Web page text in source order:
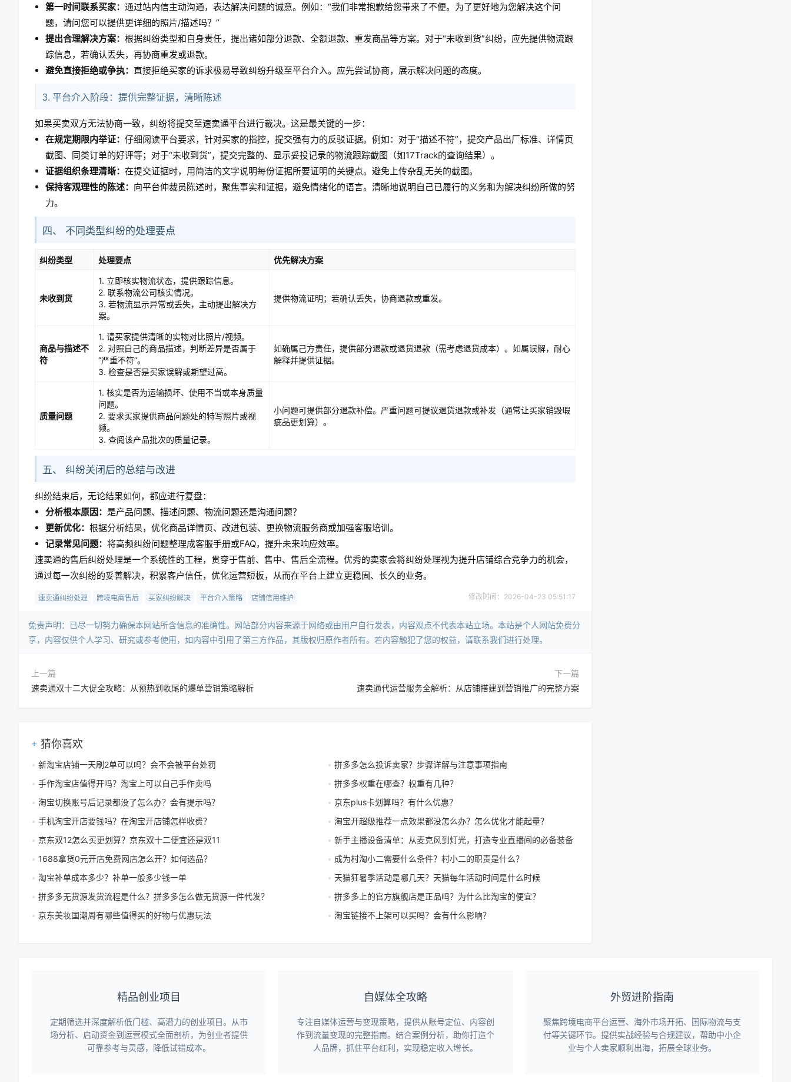
第一时间联系买家： 通过站内信主动沟通，表达解决问题的诚意。例如：“我们非常抱歉给您带来了不便。为了更好地为您解决这个问
题，请问您可以提供更详细的照片/描述吗？”
提出合理解决方案： 根据纠纷类型和自身责任，提出诸如部分退款、全额退款、重发商品等方案。对于“未收到货”纠纷，应先提供物流跟
踪信息，若确认丢失，再协商重发或退款。
避免直接拒绝或争执： 直接拒绝买家的诉求极易导致纠纷升级至平台介入。应先尝试协商，展示解决问题的态度。
3. 平台介入阶段：提供完整证据，清晰陈述
如果买卖双方无法协商一致，纠纷将提交至速卖通平台进行裁决。这是最关键的一步：
在规定期限内举证： 仔细阅读平台要求，针对买家的指控，提交强有力的反驳证据。例如：对于“描述不符”，提交产品出厂标准、详情页
截图、同类订单的好评等；对于“未收到货”，提交完整的、显示妥投记录的物流跟踪截图（如17Track的查询结果）。
证据组织条理清晰： 在提交证据时，用简洁的文字说明每份证据所要证明的关键点。避免上传杂乱无关的截图。
保持客观理性的陈述： 向平台仲裁员陈述时，聚焦事实和证据，避免情绪化的语言。清晰地说明自己已履行的义务和为解决纠纷所做的努
力。
四、 不同类型纠纷的处理要点
纠纷类型 处理要点 优先解决方案
未收到货
1. 立即核实物流状态，提供跟踪信息。
2. 联系物流公司核实情况。
3. 若物流显示异常或丢失，主动提出解决方
案。
提供物流证明；若确认丢失，协商退款或重发。
商品与描述不
符
1. 请买家提供清晰的实物对比照片/视频。
2. 对照自己的商品描述，判断差异是否属于
“严重不符”。
3. 检查是否是买家误解或期望过高。
如确属己方责任，提供部分退款或退货退款（需考虑退货成本）。如属误解，耐心
解释并提供证据。
质量问题
1. 核实是否为运输损坏、使用不当或本身质量
问题。
2. 要求买家提供商品问题处的特写照片或视
频。
3. 查阅该产品批次的质量记录。
小问题可提供部分退款补偿。严重问题可提议退货退款或补发（通常让买家销毁瑕
疵品更划算）。
五、 纠纷关闭后的总结与改进
纠纷结束后，无论结果如何，都应进行复盘：
分析根本原因： 是产品问题、描述问题、物流问题还是沟通问题？
更新优化： 根据分析结果，优化商品详情页、改进包装、更换物流服务商或加强客服培训。
记录常见问题： 将高频纠纷问题整理成客服手册或FAQ，提升未来响应效率。
速卖通的售后纠纷处理是一个系统性的工程，贯穿于售前、售中、售后全流程。优秀的卖家会将纠纷处理视为提升店铺综合竞争力的机会，
通过每一次纠纷的妥善解决，积累客户信任，优化运营短板，从而在平台上建立更稳固、长久的业务。
速卖通纠纷处理 跨境电商售后 买家纠纷解决 平台介入策略 店铺信用维护 修改时间：2026-04-23 05:51:17
免责声明：已尽一切努力确保本网站所含信息的准确性。网站部分内容来源于网络或由用户自行发表，内容观点不代表本站立场。本站是个人网站免费分
享，内容仅供个人学习、研究或参考使用，如内容中引用了第三方作品，其版权归原作者所有。若内容触犯了您的权益，请联系我们进行处理。
上一篇
速卖通双十二大促全攻略：从预热到收尾的爆单营销策略解析
下一篇
速卖通代运营服务全解析：从店铺搭建到营销推广的完整方案
猜你喜欢
新淘宝店铺一天刷2单可以吗？会不会被平台处罚
拼多多怎么投诉卖家？步骤详解与注意事项指南
手作淘宝店值得开吗？淘宝上可以自己手作卖吗
拼多多权重在哪查？权重有几种？
淘宝切换账号后记录都没了怎么办？会有提示吗？
京东plus卡划算吗？有什么优惠？
手机淘宝开店要钱吗？在淘宝开店铺怎样收费？
淘宝开超级推荐一点效果都没怎么办？怎么优化才能起量？
京东双12怎么买更划算？京东双十二便宜还是双11
新手主播设备清单：从麦克风到灯光，打造专业直播间的必备装备
1688拿货0元开店免费网店怎么开？如何选品？
成为村淘小二需要什么条件？村小二的职责是什么？
淘宝补单成本多少？补单一般多少钱一单
天猫狂暑季活动是哪几天？天猫每年活动时间是什么时候
拼多多无货源发货流程是什么？拼多多怎么做无货源一件代发？
拼多多上的官方旗舰店是正品吗？为什么比淘宝的便宜？
京东美妆国潮周有哪些值得买的好物与优惠玩法
淘宝链接不上架可以买吗？会有什么影响？
精品创业项目
定期筛选并深度解析低门槛、高潜力的创业项目。从市
场分析、启动资金到运营模式全面剖析，为创业者提供
可靠参考与灵感，降低试错成本。
自媒体全攻略
专注自媒体运营与变现策略，提供从账号定位、内容创
作到流量变现的完整指南。结合案例分析，助你打造个
人品牌，抓住平台红利，实现稳定收入增长。
外贸进阶指南
聚焦跨境电商平台运营、海外市场开拓、国际物流与支
付等关键环节。提供实战经验与合规建议，帮助中小企
业与个人卖家顺利出海，拓展全球业务。